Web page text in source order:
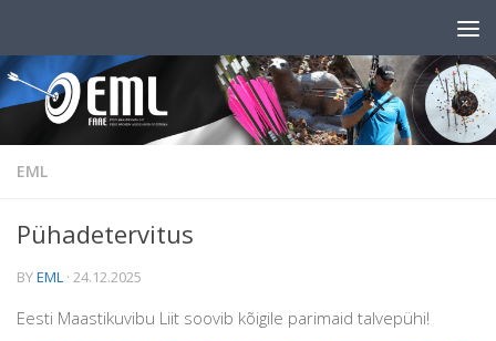
EML
Pühadetervitus
BYEML · 24.12.2025
Eesti Maastikuvibu Liit soovib kõigile parimaid talvepühi!